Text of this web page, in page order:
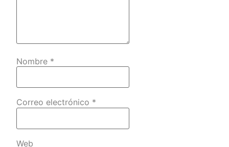
Nombre *
Correo electrónico *
Web